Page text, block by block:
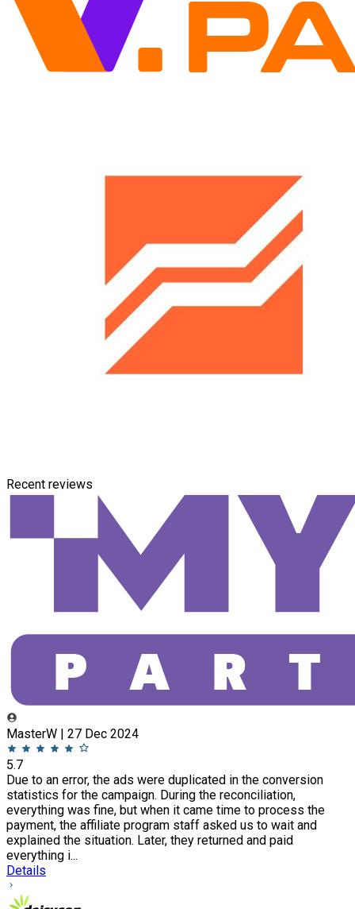
Recent reviews
MasterW | 27 Dec 2024
5.7
Due to an error, the ads were duplicated in the conversion
statistics for the campaign. During the reconciliation,
everything was fine, but when it came time to process the
payment, the affiliate program staff asked us to wait and
explained the situation. Later, they returned and paid
everything i...
Details